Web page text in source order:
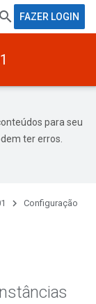
FAZER LOGIN
para seu
ter erros.
Configuração